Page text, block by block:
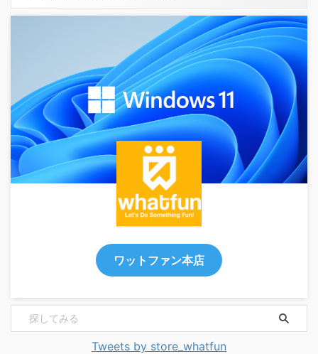
ワットファン本店
Tweets by store_whatfun